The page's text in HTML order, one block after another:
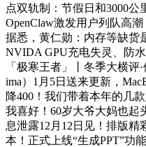
点双轨制：节假日和3000
OpenClaw激发用户列队高
据悉，黄仁勋：内存等缺货
NVIDA GPU充电失灵、防
「极寒王者」丨冬季大横
ima）1月5日送来更新，
降400！我们带着本年的几
我喜好！60岁大爷大妈也起
息泄露12月12日见！排版
本！正式上线“生成PPT”功